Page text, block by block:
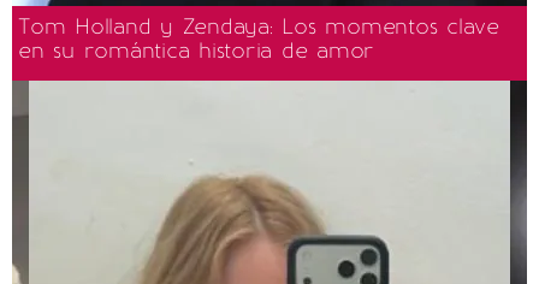
Tom Holland y Zendaya: Los momentos clave
en su romántica historia de amor